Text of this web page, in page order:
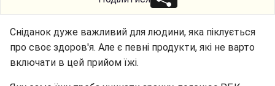
Сніданок дуже важливий для людини, яка піклується
про своє здоров'я. Але є певні продукти, які не варто
включати в цей прийом їжі.